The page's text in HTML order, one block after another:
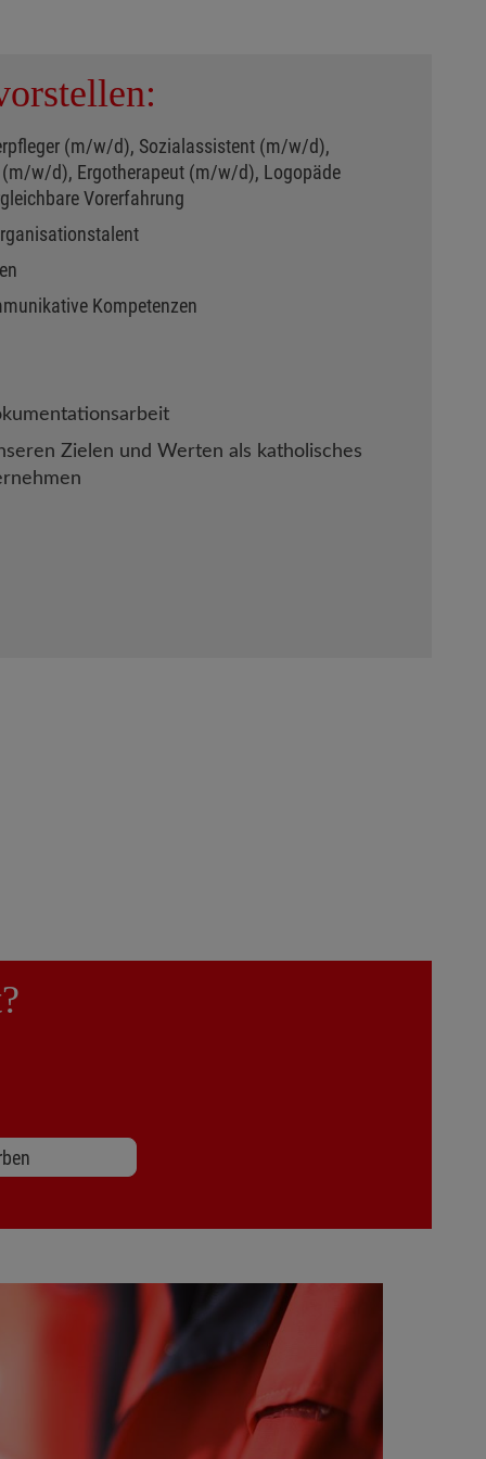
(m/w/d), Sozialassistent (m/w/d),
(m/w/d), Ergotherapeut (m/w/d), Logopäde
Vorerfahrung
Kompetenzen
Zielen und Werten als katholisches